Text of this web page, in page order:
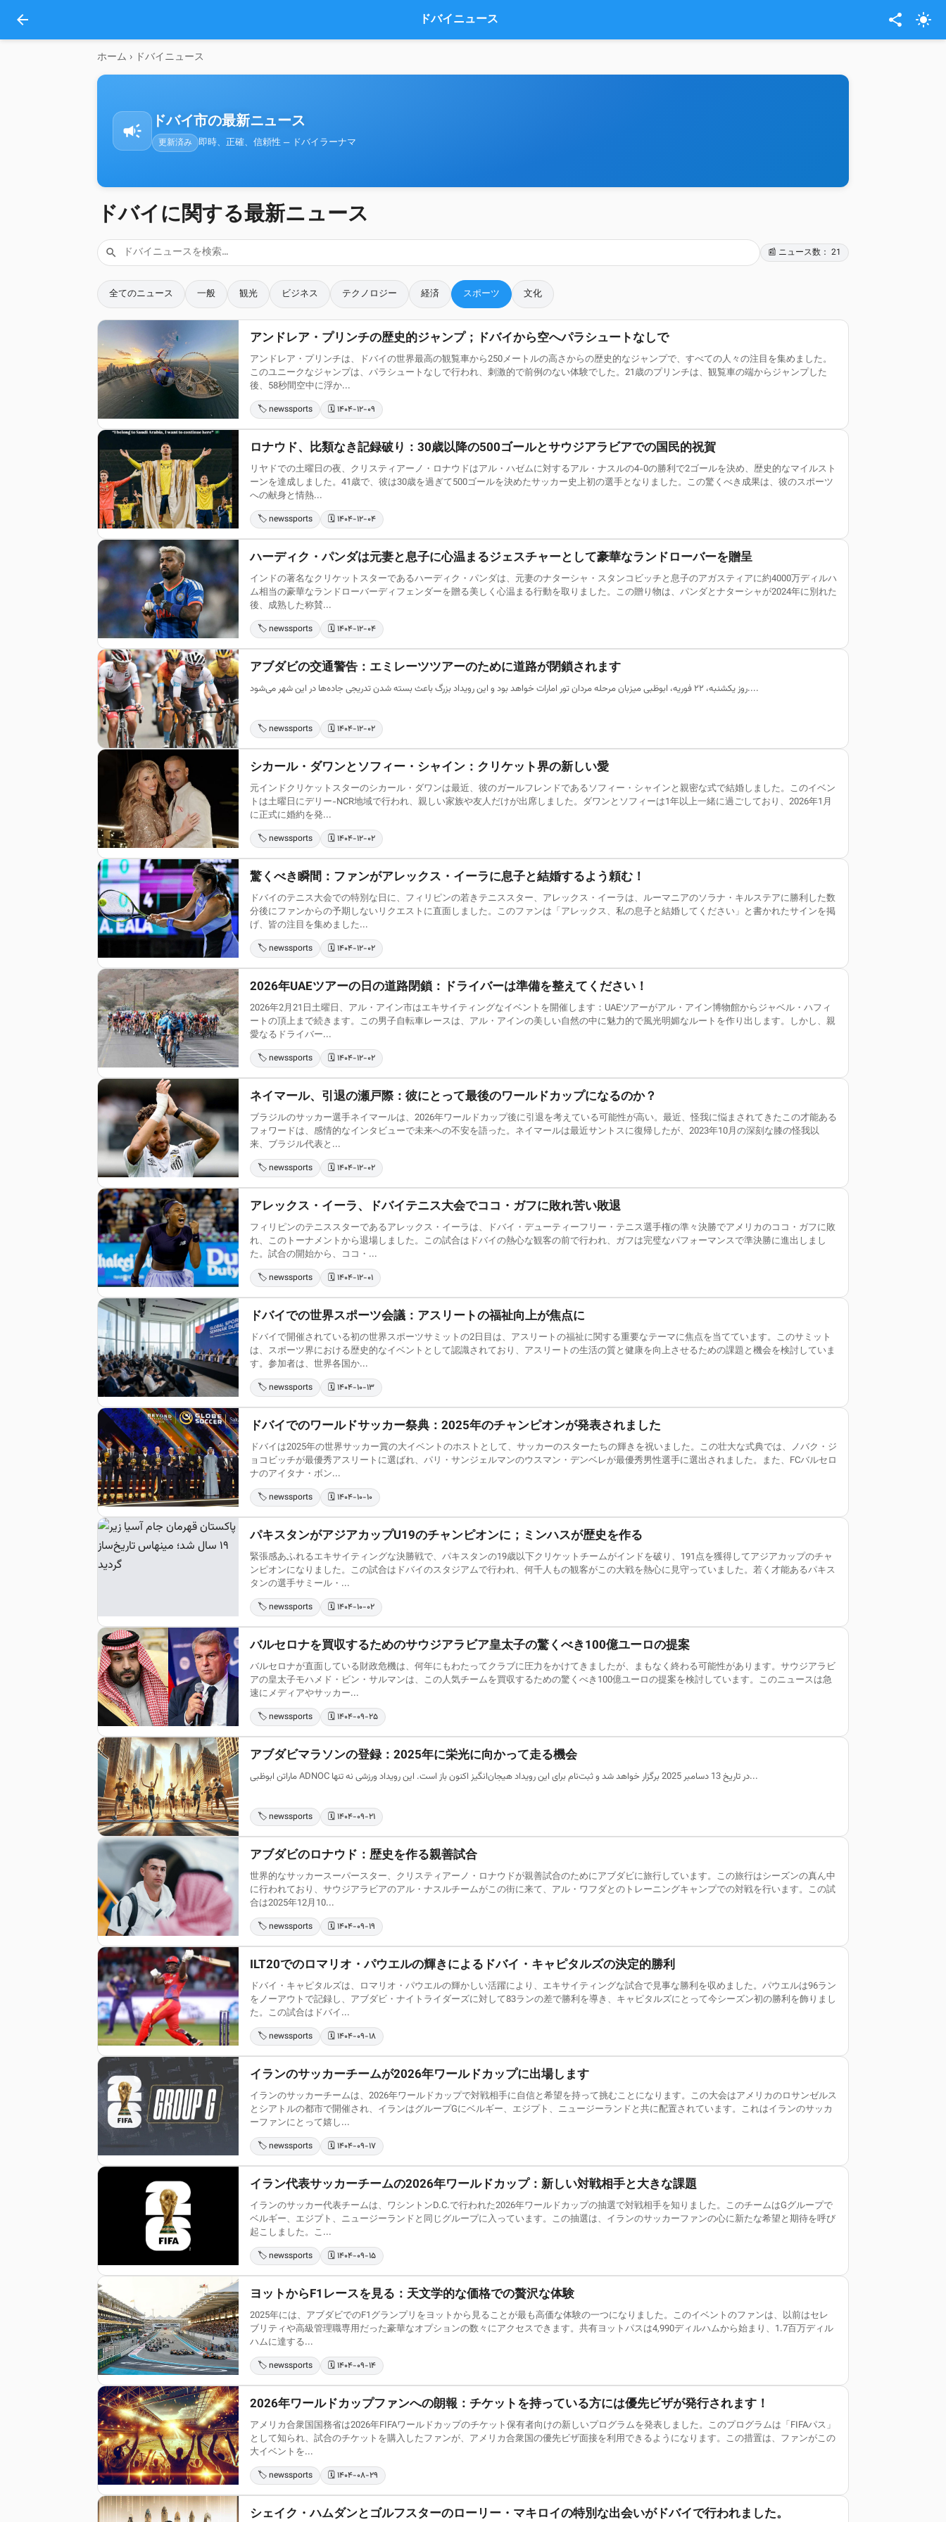
arrow_back ドバイニュース share light_mode
ホーム › ドバイニュース
campaign ドバイ市の最新ニュース
更新済み 即時、正確、信頼性 — ドバイラーナマ
ドバイに関する最新ニュース
search 📰 ニュース数： 21
全てのニュース 一般 観光 ビジネス テクノロジー 経済 スポーツ 文化
アンドレア・プリンチの歴史的ジャンプ；ドバイから空へパラシュートなしで
アンドレア・プリンチは、ドバイの世界最高の観覧車から250メートルの高さからの歴史的なジャンプで、すべての人々の注目を集めました。
このユニークなジャンプは、パラシュートなしで行われ、刺激的で前例のない体験でした。21歳のプリンチは、観覧車の端からジャンプした
後、58秒間空中に浮か...
🏷️ newssports 🗓️ ۱۴۰۴-۱۲-۰۹
ロナウド、比類なき記録破り：30歳以降の500ゴールとサウジアラビアでの国民的祝賀
リヤドでの土曜日の夜、クリスティアーノ・ロナウドはアル・ハゼムに対するアル・ナスルの4-0の勝利で2ゴールを決め、歴史的なマイルスト
ーンを達成しました。41歳で、彼は30歳を過ぎて500ゴールを決めたサッカー史上初の選手となりました。この驚くべき成果は、彼のスポーツ
への献身と情熱...
🏷️ newssports 🗓️ ۱۴۰۴-۱۲-۰۴
ハーディク・パンダは元妻と息子に心温まるジェスチャーとして豪華なランドローバーを贈呈
インドの著名なクリケットスターであるハーディク・パンダは、元妻のナターシャ・スタンコビッチと息子のアガスティアに約4000万ディルハ
ム相当の豪華なランドローバーディフェンダーを贈る美しく心温まる行動を取りました。この贈り物は、パンダとナターシャが2024年に別れた
後、成熟した称賛...
🏷️ newssports 🗓️ ۱۴۰۴-۱۲-۰۴
アブダビの交通警告：エミレーツツアーのために道路が閉鎖されます
روز یکشنبه، ۲۲ فوریه، ابوظبی میزبان مرحله مردان تور امارات خواهد بود و این رویداد بزرگ باعث بسته شدن تدریجی جاده‌ها در این شهر می‌شود....
🏷️ newssports 🗓️ ۱۴۰۴-۱۲-۰۲
シカール・ダワンとソフィー・シャイン：クリケット界の新しい愛
元インドクリケットスターのシカール・ダワンは最近、彼のガールフレンドであるソフィー・シャインと親密な式で結婚しました。このイベン
トは土曜日にデリー-NCR地域で行われ、親しい家族や友人だけが出席しました。ダワンとソフィーは1年以上一緒に過ごしており、2026年1月
に正式に婚約を発...
🏷️ newssports 🗓️ ۱۴۰۴-۱۲-۰۲
驚くべき瞬間：ファンがアレックス・イーラに息子と結婚するよう頼む！
ドバイのテニス大会での特別な日に、フィリピンの若きテニススター、アレックス・イーラは、ルーマニアのソラナ・キルステアに勝利した数
分後にファンからの予期しないリクエストに直面しました。このファンは「アレックス、私の息子と結婚してください」と書かれたサインを掲
げ、皆の注目を集めました...
🏷️ newssports 🗓️ ۱۴۰۴-۱۲-۰۲
2026年UAEツアーの日の道路閉鎖：ドライバーは準備を整えてください！
2026年2月21日土曜日、アル・アイン市はエキサイティングなイベントを開催します：UAEツアーがアル・アイン博物館からジャベル・ハフィ
ートの頂上まで続きます。この男子自転車レースは、アル・アインの美しい自然の中に魅力的で風光明媚なルートを作り出します。しかし、親
愛なるドライバー...
🏷️ newssports 🗓️ ۱۴۰۴-۱۲-۰۲
ネイマール、引退の瀬戸際：彼にとって最後のワールドカップになるのか？
ブラジルのサッカー選手ネイマールは、2026年ワールドカップ後に引退を考えている可能性が高い。最近、怪我に悩まされてきたこの才能ある
フォワードは、感情的なインタビューで未来への不安を語った。ネイマールは最近サントスに復帰したが、2023年10月の深刻な膝の怪我以
来、ブラジル代表と...
🏷️ newssports 🗓️ ۱۴۰۴-۱۲-۰۲
アレックス・イーラ、ドバイテニス大会でココ・ガフに敗れ苦い敗退
フィリピンのテニススターであるアレックス・イーラは、ドバイ・デューティーフリー・テニス選手権の準々決勝でアメリカのココ・ガフに敗
れ、このトーナメントから退場しました。この試合はドバイの熱心な観客の前で行われ、ガフは完璧なパフォーマンスで準決勝に進出しまし
た。試合の開始から、ココ・...
🏷️ newssports 🗓️ ۱۴۰۴-۱۲-۰۱
ドバイでの世界スポーツ会議：アスリートの福祉向上が焦点に
ドバイで開催されている初の世界スポーツサミットの2日目は、アスリートの福祉に関する重要なテーマに焦点を当てています。このサミット
は、スポーツ界における歴史的なイベントとして認識されており、アスリートの生活の質と健康を向上させるための課題と機会を検討していま
す。参加者は、世界各国か...
🏷️ newssports 🗓️ ۱۴۰۴-۱۰-۱۳
ドバイでのワールドサッカー祭典：2025年のチャンピオンが発表されました
ドバイは2025年の世界サッカー賞の大イベントのホストとして、サッカーのスターたちの輝きを祝いました。この壮大な式典では、ノバク・ジ
ョコビッチが最優秀アスリートに選ばれ、パリ・サンジェルマンのウスマン・デンベレが最優秀男性選手に選出されました。また、FCバルセロ
ナのアイタナ・ボン...
🏷️ newssports 🗓️ ۱۴۰۴-۱۰-۱۰
パキスタンがアジアカップU19のチャンピオンに；ミンハスが歴史を作る
緊張感あふれるエキサイティングな決勝戦で、パキスタンの19歳以下クリケットチームがインドを破り、191点を獲得してアジアカップのチャ
ンピオンになりました。この試合はドバイのスタジアムで行われ、何千人もの観客がこの大戦を熱心に見守っていました。若く才能あるパキス
タンの選手サミール・...
🏷️ newssports 🗓️ ۱۴۰۴-۱۰-۰۲
バルセロナを買収するためのサウジアラビア皇太子の驚くべき100億ユーロの提案
バルセロナが直面している財政危機は、何年にもわたってクラブに圧力をかけてきましたが、まもなく終わる可能性があります。サウジアラビ
アの皇太子モハメド・ビン・サルマンは、この人気チームを買収するための驚くべき100億ユーロの提案を検討しています。このニュースは急
速にメディアやサッカー...
🏷️ newssports 🗓️ ۱۴۰۴-۰۹-۲۵
アブダビマラソンの登録：2025年に栄光に向かって走る機会
ماراتن ابوظبی ADNOC در تاریخ 13 دسامبر 2025 برگزار خواهد شد و ثبت‌نام برای این رویداد هیجان‌انگیز اکنون باز است. این رویداد ورزشی نه تنها...
🏷️ newssports 🗓️ ۱۴۰۴-۰۹-۲۱
アブダビのロナウド：歴史を作る親善試合
世界的なサッカースーパースター、クリスティアーノ・ロナウドが親善試合のためにアブダビに旅行しています。この旅行はシーズンの真ん中
に行われており、サウジアラビアのアル・ナスルチームがこの街に来て、アル・ワフダとのトレーニングキャンプでの対戦を行います。この試
合は2025年12月10...
🏷️ newssports 🗓️ ۱۴۰۴-۰۹-۱۹
ILT20でのロマリオ・パウエルの輝きによるドバイ・キャピタルズの決定的勝利
ドバイ・キャピタルズは、ロマリオ・パウエルの輝かしい活躍により、エキサイティングな試合で見事な勝利を収めました。パウエルは96ラン
をノーアウトで記録し、アブダビ・ナイトライダーズに対して83ランの差で勝利を導き、キャピタルズにとって今シーズン初の勝利を飾りまし
た。この試合はドバイ...
🏷️ newssports 🗓️ ۱۴۰۴-۰۹-۱۸
イランのサッカーチームが2026年ワールドカップに出場します
イランのサッカーチームは、2026年ワールドカップで対戦相手に自信と希望を持って挑むことになります。この大会はアメリカのロサンゼルス
とシアトルの都市で開催され、イランはグループGにベルギー、エジプト、ニュージーランドと共に配置されています。これはイランのサッカ
ーファンにとって嬉し...
🏷️ newssports 🗓️ ۱۴۰۴-۰۹-۱۷
イラン代表サッカーチームの2026年ワールドカップ：新しい対戦相手と大きな課題
イランのサッカー代表チームは、ワシントンD.C.で行われた2026年ワールドカップの抽選で対戦相手を知りました。このチームはGグループで
ベルギー、エジプト、ニュージーランドと同じグループに入っています。この抽選は、イランのサッカーファンの心に新たな希望と期待を呼び
起こしました。こ...
🏷️ newssports 🗓️ ۱۴۰۴-۰۹-۱۵
ヨットからF1レースを見る：天文学的な価格での贅沢な体験
2025年には、アブダビでのF1グランプリをヨットから見ることが最も高価な体験の一つになりました。このイベントのファンは、以前はセレ
ブリティや高級管理職専用だった豪華なオプションの数々にアクセスできます。共有ヨットパスは4,990ディルハムから始まり、1.7百万ディル
ハムに達する...
🏷️ newssports 🗓️ ۱۴۰۴-۰۹-۱۴
2026年ワールドカップファンへの朗報：チケットを持っている方には優先ビザが発行されます！
アメリカ合衆国国務省は2026年FIFAワールドカップのチケット保有者向けの新しいプログラムを発表しました。このプログラムは「FIFAパス」
として知られ、試合のチケットを購入したファンが、アメリカ合衆国の優先ビザ面接を利用できるようになります。この措置は、ファンがこの
大イベントを...
🏷️ newssports 🗓️ ۱۴۰۴-۰۸-۲۹
シェイク・ハムダンとゴルフスターのローリー・マキロイの特別な出会いがドバイで行われました。